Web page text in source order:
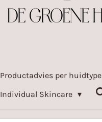
Productadvies per huidtype
Individual Skincare